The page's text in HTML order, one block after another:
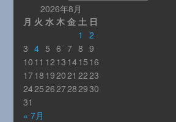
2026年8月
月 火 水 木 金 土 日
« 7月
1
2
3 4 5 6 7 8 9
10 11 12 13 1415 16
1718 192021 2223
24252627282930
31